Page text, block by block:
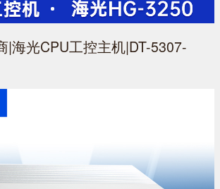
|海光CPU工控主机|DT-5307-